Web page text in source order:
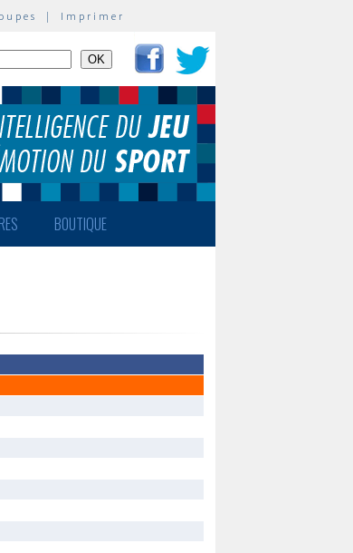
| Imprimer
BOUTIQUE